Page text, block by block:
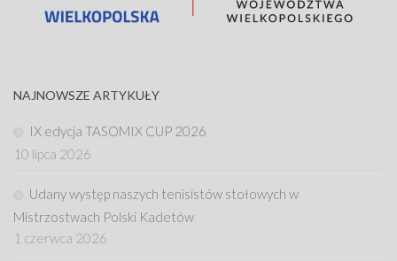
NAJNOWSZE ARTYKUŁY
IX edycja TASOMIX CUP 2026
10 lipca 2026
Udany występ naszych tenisistów stołowych w
Mistrzostwach Polski Kadetów
1 czerwca 2026